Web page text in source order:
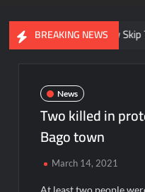
BREAKING NEWS
You Can Now Skip
News
Two killed in
Bago town
March 14, 2021
At least two people